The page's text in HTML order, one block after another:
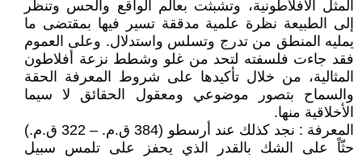
المثل الأفلاطونية، وتشبثت بعالم الواقع والحس وتنظر
إلى الطبيعة نظرة علمية مدققة تسير فيها بمقتضى ما
يمليه المنطق من تدرج وتسلس واستدلال. وعلى العموم
فقد جاءت فلسفته لتحد من غلو وشطط نزعة أفلاطون
المثالية، من خلال تأكيدها على شروط المعرفة الحقة
والسماح بتصور موضوعي ومعقول الحقائق لا سيما
الأخلاقية منها.
المعرفة : نجد كذلك عند أرسطو (384 ق.م. – 322 ق.م.)
حثّاً على الشك بالقدر الذي يحفز على تلمس سبيل